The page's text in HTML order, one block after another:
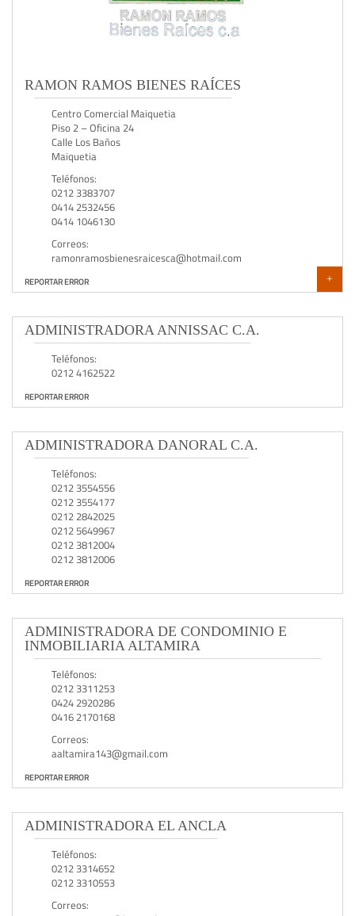
RAMON RAMOS BIENES RAÍCES
Centro Comercial Maiquetia
Piso 2 – Oficina 24
Calle Los Baños
Maiquetia
Teléfonos:
0212 3383707
0414 2532456
0414 1046130
Correos:
ramonramosbienesraicesca@hotmail.com
REPORTAR ERROR +
ADMINISTRADORA ANNISSAC C.A.
Teléfonos:
0212 4162522
REPORTAR ERROR
ADMINISTRADORA DANORAL C.A.
Teléfonos:
0212 3554556
0212 3554177
0212 2842025
0212 5649967
0212 3812004
0212 3812006
REPORTAR ERROR
ADMINISTRADORA DE CONDOMINIO E
INMOBILIARIA ALTAMIRA
Teléfonos:
0212 3311253
0424 2920286
0416 2170168
Correos:
aaltamira143@gmail.com
REPORTAR ERROR
ADMINISTRADORA EL ANCLA
Teléfonos:
0212 3314652
0212 3310553
Correos: